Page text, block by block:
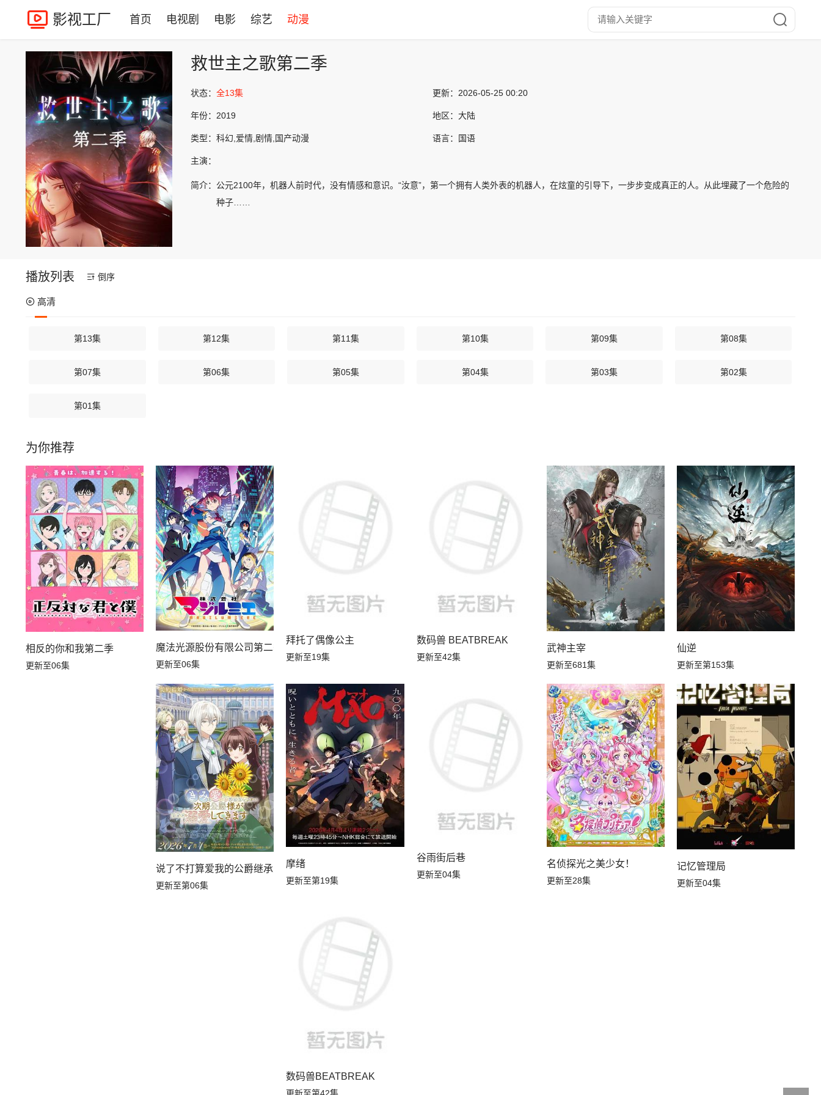
影视工厂 首页 电视剧 电影 综艺 动漫
救世主之歌第二季
状态： 全13集 更新： 2026-05-25 00:20
年份： 2019 地区： 大陆
类型： 科幻,爱情,剧情,国产动漫 语言： 国语
主演：
简介： 公元2100年，机器人前时代，没有情感和意识。“汝意”，第一个拥有人类外表的机器人，在炫童的引导下，一步步变成真正的人。从此埋藏了一个危险的
种子……
播放列表 倒序
高清
第13集 第12集 第11集 第10集 第09集 第08集
第07集 第06集 第05集 第04集 第03集 第02集
第01集
为你推荐
相反的你和我第二季
更新至06集
魔法光源股份有限公司第二季
更新至06集
拜托了偶像公主
更新至19集
数码兽 BEATBREAK
更新至42集
武神主宰
更新至681集
仙逆
更新至第153集
说了不打算爱我的公爵继承人，不知为何对我宠爱有加
更新至第06集
摩绪
更新至第19集
谷雨街后巷
更新至04集
名侦探光之美少女！
更新至28集
记忆管理局
更新至04集
数码兽BEATBREAK
更新至第42集